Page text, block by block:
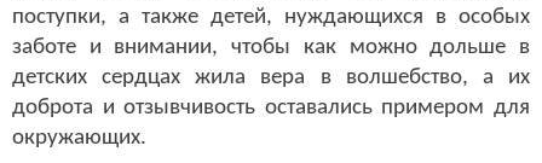
поступки, а также детей, нуждающихся в особых
заботе и внимании, чтобы как можно дольше в
детских сердцах жила вера в волшебство, а их
доброта и отзывчивость оставались примером для
окружающих.